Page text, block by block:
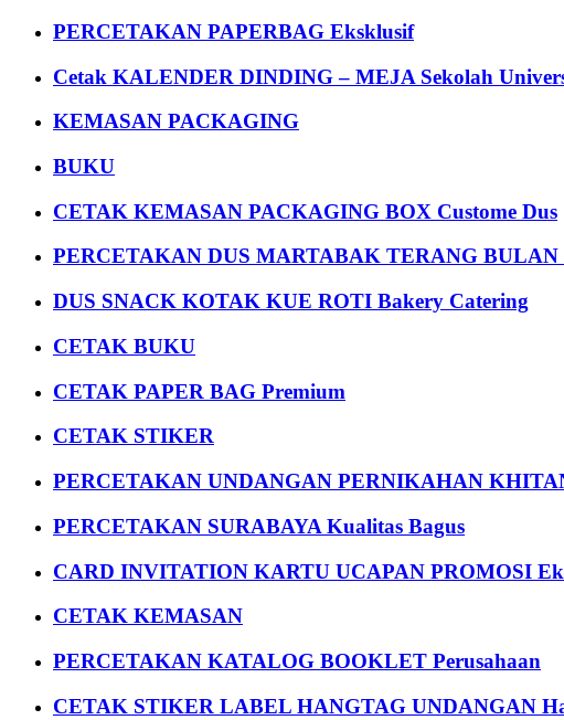
PERCETAKAN PAPERBAG Eksklusif
Cetak KALENDER DINDING – MEJA Sekolah
KEMASAN PACKAGING
BUKU
CETAK KEMASAN PACKAGING BOX Custome Dus
PERCETAKAN DUS MARTABAK TERANG BULAN
DUS SNACK KOTAK KUE ROTI Bakery Catering
CETAK BUKU
CETAK PAPER BAG Premium
CETAK STIKER
PERCETAKAN UNDANGAN PERNIKAHAN
PERCETAKAN SURABAYA Kualitas Bagus
CARD INVITATION KARTU UCAPAN PROMOSI
CETAK KEMASAN
PERCETAKAN KATALOG BOOKLET Perusahaan
CETAK STIKER LABEL HANGTAG UNDANGAN